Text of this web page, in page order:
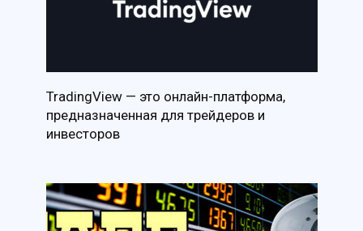
TradingView — это онлайн-платформа,
предназначенная для трейдеров и
инвесторов